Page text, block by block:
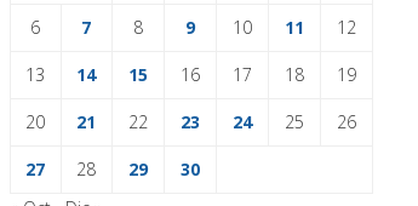
6 7 8 9 10 11 12
13 14 15 16 17 18 19
20 21 22 23 24 25 26
27 28 29
30